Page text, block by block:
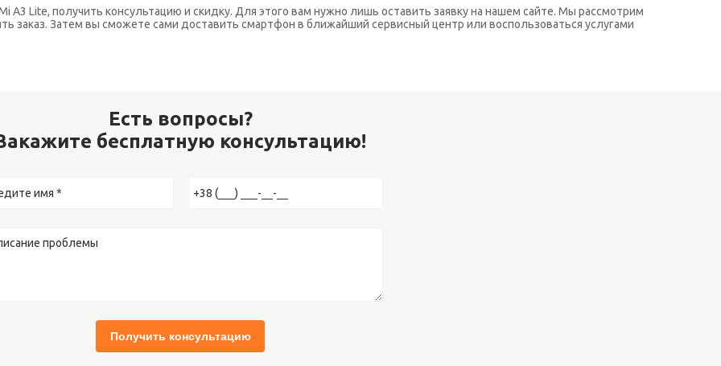
A3 Lite, получить консультацию и скидку. Для этого вам нужно лишь оставить заявку на нашем сайте. Мы рассмотрим
заказ. Затем вы сможете сами доставить смартфон в ближайший сервисный центр или воспользоваться услугами
Есть вопросы?
бесплатную консультацию!